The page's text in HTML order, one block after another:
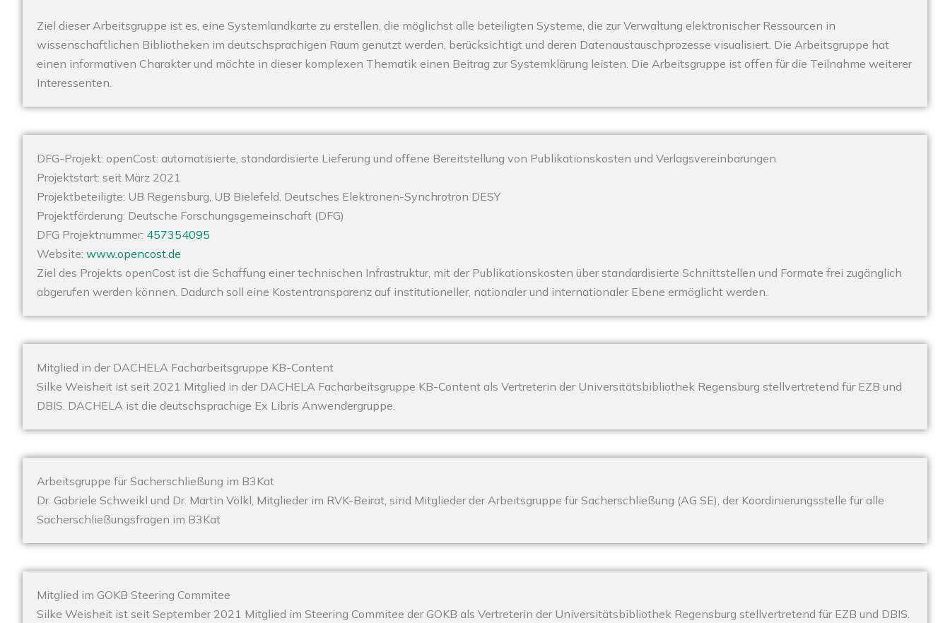
Ziel dieser Arbeitsgruppe ist es, eine Systemlandkarte zu erstellen, die möglichst alle beteiligten Systeme, die zur Verwaltung elektronischer Ressourcen in
wissenschaftlichen Bibliotheken im deutschsprachigen Raum genutzt werden, berücksichtigt und deren Datenaustauschprozesse visualisiert. Die Arbeitsgruppe hat
einen informativen Charakter und möchte in dieser komplexen Thematik einen Beitrag zur Systemklärung leisten. Die Arbeitsgruppe ist offen für die Teilnahme weiterer
Interessenten.
DFG-Projekt: openCost: automatisierte, standardisierte Lieferung und offene Bereitstellung von Publikationskosten und Verlagsvereinbarungen
Projektstart: seit März 2021
Projektbeteiligte: UB Regensburg, UB Bielefeld, Deutsches Elektronen-Synchrotron DESY
Projektförderung: Deutsche Forschungsgemeinschaft (DFG)
DFG Projektnummer: 457354095
Website: www.opencost.de
Ziel des Projekts openCost ist die Schaffung einer technischen Infrastruktur, mit der Publikationskosten über standardisierte Schnittstellen und Formate frei zugänglich
abgerufen werden können. Dadurch soll eine Kostentransparenz auf institutioneller, nationaler und internationaler Ebene ermöglicht werden.
Mitglied in der DACHELA Facharbeitsgruppe KB-Content
Silke Weisheit ist seit 2021 Mitglied in der DACHELA Facharbeitsgruppe KB-Content als Vertreterin der Universitätsbibliothek Regensburg stellvertretend für EZB und
DBIS. DACHELA ist die deutschsprachige Ex Libris Anwendergruppe.
Arbeitsgruppe für Sacherschließung im B3Kat
Dr. Gabriele Schweikl und Dr. Martin Völkl, Mitglieder im RVK-Beirat, sind Mitglieder der Arbeitsgruppe für Sacherschließung (AG SE), der Koordinierungsstelle für alle
Sacherschließungsfragen im B3Kat
Mitglied im GOKB Steering Commitee
Silke Weisheit ist seit September 2021 Mitglied im Steering Commitee der GOKB als Vertreterin der Universitätsbibliothek Regensburg stellvertretend für EZB und DBIS.